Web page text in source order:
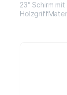
23" Schirm